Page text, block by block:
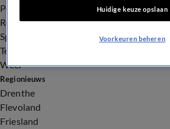
Politiek
Royalty
Sport
Tech
Weer
Regionieuws
Drenthe
Flevoland
Friesland
Huidige keuze opslaan
Voorkeuren beheren